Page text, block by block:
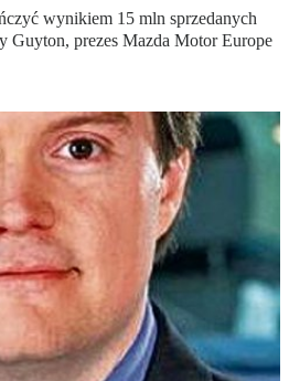
wynikiem 15 mln sprzedanych
Guyton, prezes Mazda Motor Europe